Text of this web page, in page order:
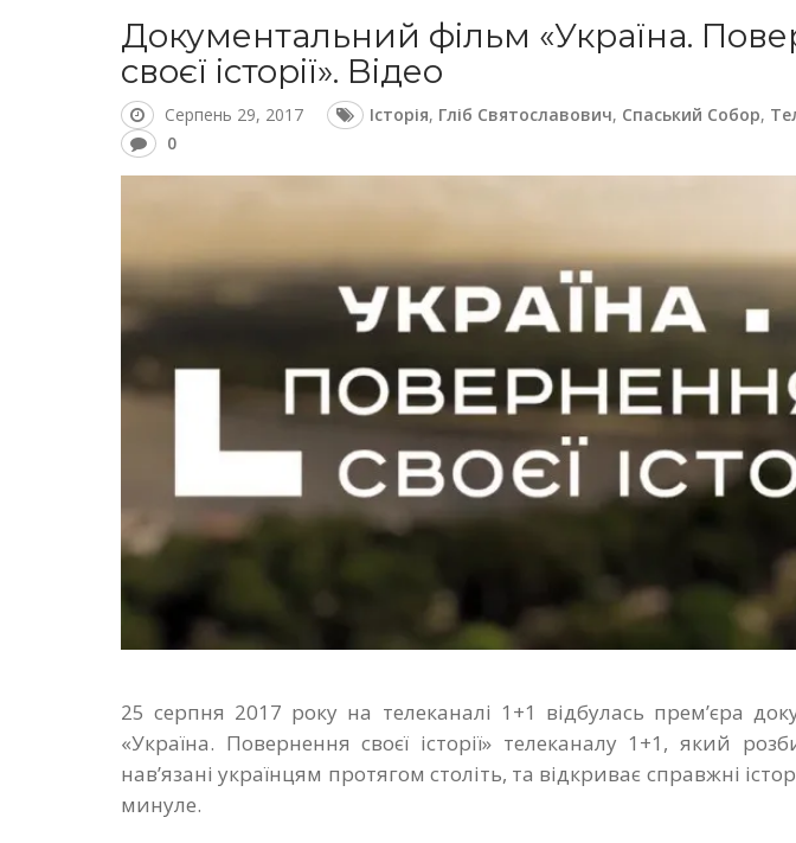
Документальний фільм «Україна.
своєї історії». Відео
Серпень 29, 2017 Історія, Гліб Святославович, Спаський Собор,
0
25 серпня 2017 року на телеканалі 1+1 відбулась прем’єра
«Україна. Повернення своєї історії» телеканалу 1+1, який
нав’язані українцям протягом століть, та відкриває справжні
минуле.